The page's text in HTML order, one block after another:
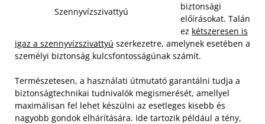
Szennyvízszivattyú
biztonsági
előírásokat. Talán
ez kétszeresen is
igaz a szennyvízszivattyú szerkezetre, amelynek esetében a
személyi biztonság kulcsfontosságúnak számít.
Természetesen, a használati útmutató garantálni tudja a
biztonságtechnikai tudnivalók megismerését, amellyel
maximálisan fel lehet készülni az esetleges kisebb és
nagyobb gondok elhárítására. Ide tartozik például a tény,